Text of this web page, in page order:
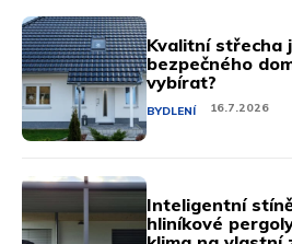
Kvalitní střecha
bezpečného
vybírat?
BYDLENÍ 16.7.2026
Inteligentní
hliníkové